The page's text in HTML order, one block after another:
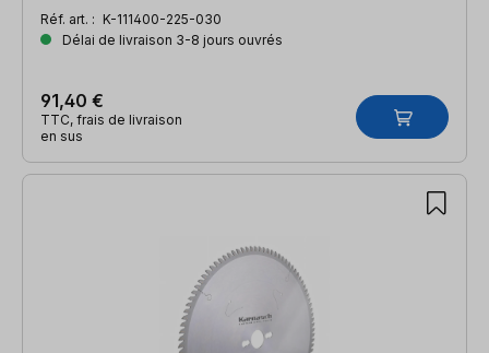
Réf. art. : K-111400-225-030
Délai de livraison 3-8 jours ouvrés
91,40 €
TTC, frais de livraison
en sus